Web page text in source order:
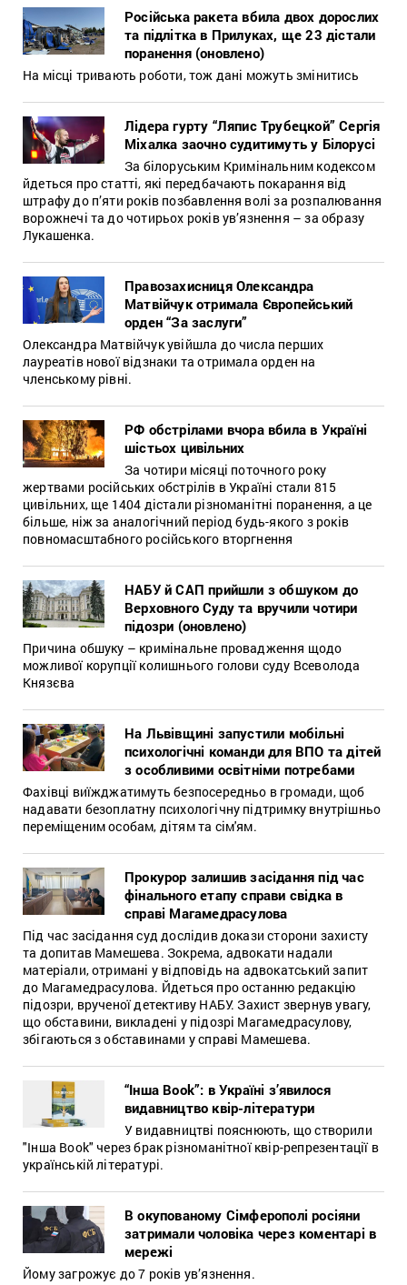
Російська ракета вбила двох дорослих
та підлітка в Прилуках, ще 23 дістали
поранення (оновлено)
На місці тривають роботи, тож дані можуть змінитись
Лідера гурту “Ляпис Трубецкой” Сергія
Міхалка заочно судитимуть у Білорусі
За білоруським Кримінальним кодексом
йдеться про статті, які передбачають покарання від
штрафу до п’яти років позбавлення волі за розпалювання
ворожнечі та до чотирьох років ув’язнення – за образу
Лукашенка.
Правозахисниця Олександра
Матвійчук отримала Європейський
орден “За заслуги”
Олександра Матвійчук увійшла до числа перших
лауреатів нової відзнаки та отримала орден на
членському рівні.
РФ обстрілами вчора вбила в Україні
шістьох цивільних
За чотири місяці поточного року
жертвами російських обстрілів в Україні стали 815
цивільних, ще 1404 дістали різноманітні поранення, а це
більше, ніж за аналогічний період будь-якого з років
повномасштабного російського вторгнення
НАБУ й САП прийшли з обшуком до
Верховного Суду та вручили чотири
підозри (оновлено)
Причина обшуку – кримінальне провадження щодо
можливої корупції колишнього голови суду Всеволода
Князєва
На Львівщині запустили мобільні
психологічні команди для ВПО та дітей
з особливими освітніми потребами
Фахівці виїжджатимуть безпосередньо в громади, щоб
надавати безоплатну психологічну підтримку внутрішньо
переміщеним особам, дітям та сім'ям.
Прокурор залишив засідання під час
фінального етапу справи свідка в
справі Магамедрасулова
Під час засідання суд дослідив докази сторони захисту
та допитав Мамешева. Зокрема, адвокати надали
матеріали, отримані у відповідь на адвокатський запит
до Магамедрасулова. Йдеться про останню редакцію
підозри, врученої детективу НАБУ. Захист звернув увагу,
що обставини, викладені у підозрі Магамедрасулову,
збігаються з обставинами у справі Мамешева.
“Інша Book”: в Україні з’явилося
видавництво квір-літератури
У видавництві пояснюють, що створили
"Інша Book" через брак різноманітної квір-репрезентації в
українській літературі.
В окупованому Сімферополі росіяни
затримали чоловіка через коментарі в
мережі
Йому загрожує до 7 років ув’язнення.